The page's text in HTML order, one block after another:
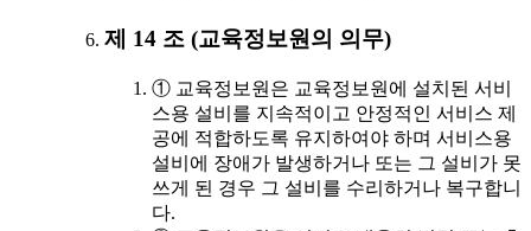
제 14 조 (교육정보원의 의무)
① 교육정보원은 교육정보원에 설치된 서비
스용 설비를 지속적이고 안정적인 서비스 제
공에 적합하도록 유지하여야 하며 서비스용
설비에 장애가 발생하거나 또는 그 설비가 못
쓰게 된 경우 그 설비를 수리하거나 복구합니
다.